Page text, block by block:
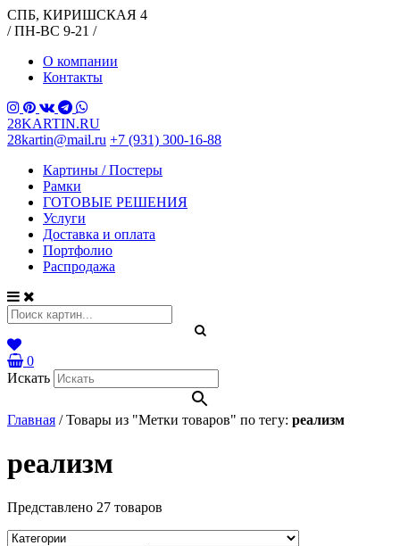
СПБ, КИРИШСКАЯ 4
/ ПН-ВС 9-21 /
О компании
Контакты
28KARTIN.RU
28kartin@mail.ru +7 (931) 300-16-88
Картины / Постеры
Рамки
ГОТОВЫЕ РЕШЕНИЯ
Услуги
Доставка и оплата
Портфолио
Распродажа
0
Искать
Главная /Товары из "Метки товаров" по тегу: реализм
реализм
Представлено 27 товаров